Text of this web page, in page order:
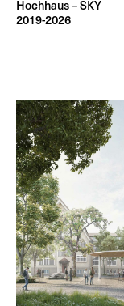
Hochhaus – SKY
2019-2026